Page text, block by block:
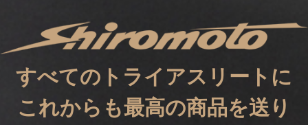
すべてのトライアスリートに
これからも最高の商品を送り